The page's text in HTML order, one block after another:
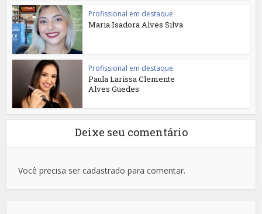
Profissional em destaque
Maria Isadora Alves Silva
Profissional em destaque
Paula Larissa Clemente
Alves Guedes
Deixe seu comentário
Você precisa ser cadastrado para comentar.